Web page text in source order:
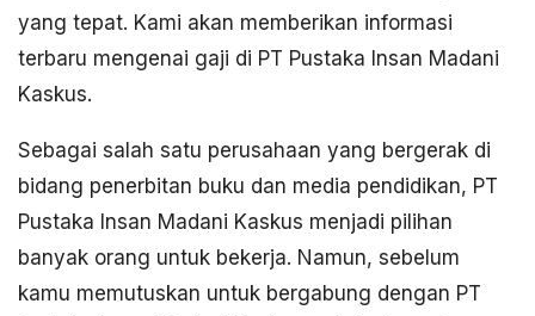
yang tepat. Kami akan memberikan informasi
terbaru mengenai gaji di PT Pustaka Insan Madani
Kaskus.
Sebagai salah satu perusahaan yang bergerak di
bidang penerbitan buku dan media pendidikan, PT
Pustaka Insan Madani Kaskus menjadi pilihan
banyak orang untuk bekerja. Namun, sebelum
kamu memutuskan untuk bergabung dengan PT